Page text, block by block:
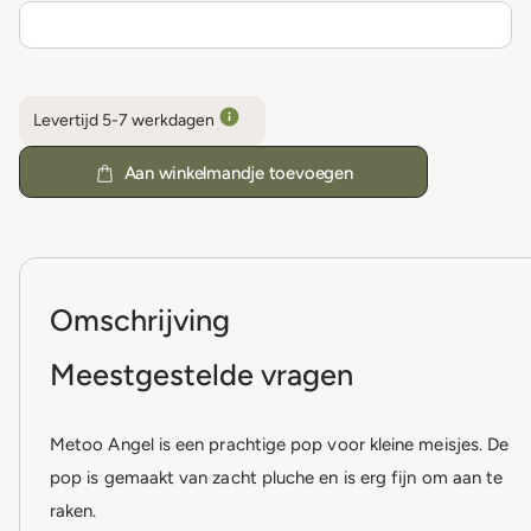
Levertijd 5-7 werkdagen
Aan winkelmandje toevoegen
Omschrijving
Meestgestelde vragen
Metoo Angel is een prachtige pop voor kleine meisjes. De
pop is gemaakt van zacht pluche en is erg fijn om aan te
raken.